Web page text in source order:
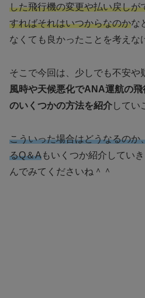
した飛行機の変更や払い戻しが
すればそれはいつからなのかな
なくても良かったことを考えな
そこで今回は、少しでも不安や
風時や天候悪化でANA運航の
のいくつかの方法を紹介してい
こういった場合はどうなるのか
るQ＆Aもいくつか紹介してい
んでみてくださいね＾＾